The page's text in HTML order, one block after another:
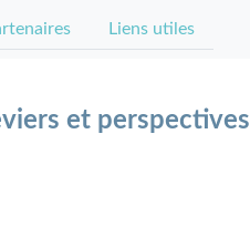
Liens utiles
et perspectives